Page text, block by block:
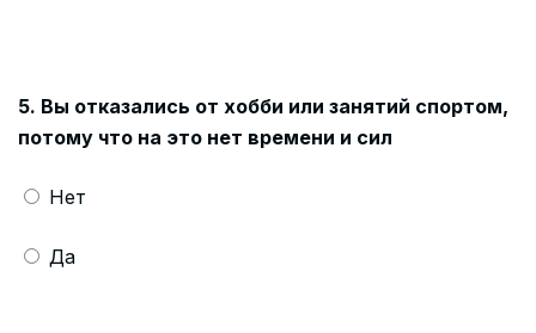
5. Вы отказались от хобби или занятий спортом,
потому что на это нет времени и сил
Нет
Да